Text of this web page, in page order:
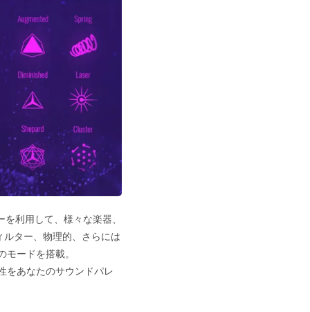
利用して、様々な楽器、
ター、物理的、さらには
ードを搭載。
をあなたのサウンドパレ